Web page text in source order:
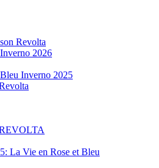
Revolta
2026
Inverno 2025
La Vie en Rose et Bleu